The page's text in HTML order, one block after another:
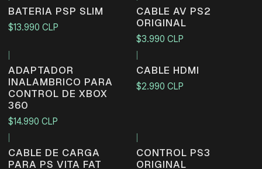
BATERIA PSP SLIM
$13.990 CLP
CABLE AV PS2
ORIGINAL
$3.990 CLP
ADAPTADOR
INALAMBRICO PARA
CONTROL DE XBOX
360
$14.990 CLP
CABLE HDMI
$2.990 CLP
CABLE DE CARGA
PARA PS VITA FAT
CONTROL PS3
ORIGINAL